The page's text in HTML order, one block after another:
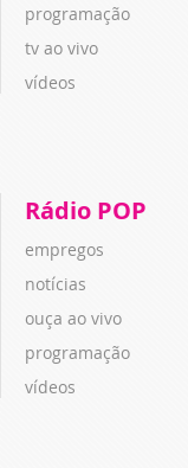
programação
tv ao vivo
vídeos
Rádio POP
empregos
notícias
ouça ao vivo
programação
vídeos